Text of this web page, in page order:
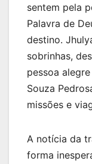
sentem pela
Palavra de
destino.
sobrinhas,
pessoa
Souza
missões e
A notícia da
forma